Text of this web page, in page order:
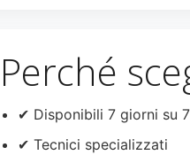
Perché
✔ Disponibili 7 giorni su 7
✔ Tecnici specializzati